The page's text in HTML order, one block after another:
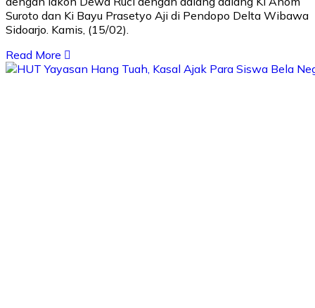
Suroto dan Ki Bayu Prasetyo Aji di Pendopo Delta Wibawa
Sidoarjo. Kamis, (15/02).
Read More